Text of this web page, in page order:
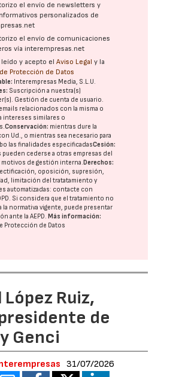
el envío de newsletters y
personalizados de
el envío de comunicaciones
vía interempresas.net
leído y acepto elAviso Legal y la
Protección de Datos
Interempresas Media, S.L.U.
Suscripción a nuestra(s)
Gestión de cuenta de usuario.
relacionados con la misma o
intereses similares o
Conservación: mientras dure la
Ud., o mientras sea necesario para
las finalidades especificadasCesión:
pueden cederse a otras empresas del
motivos de gestión interna. Derechos:
oposición, supresión,
limitación del tratatamiento y
automatizadas: contacte con
. Si considera que el tratamiento no
la normativa vigente, puede presentar
ante laAEPD. Más información:
Protección de Datos
Ruiz,
de
Genci
31/07/2026